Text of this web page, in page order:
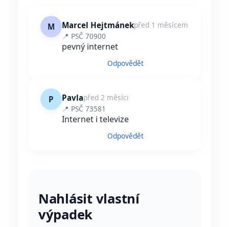
M Marcel Hejtmánekpřed 1 měsícem
📍 PSČ 70900
pevný internet
Odpovědět
P Pavlapřed 2 měsíci
📍 PSČ 73581
Internet i televize
Odpovědět
Nahlásit vlastní
výpadek